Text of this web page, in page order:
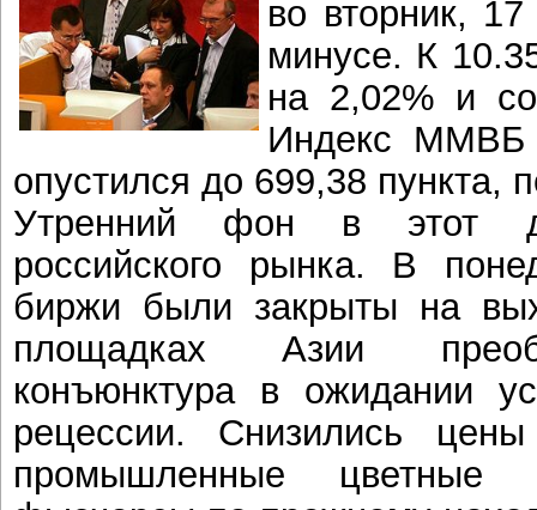
во вторник,
минусе. К
на 2,02% и
Индекс ММВБ
опустился до 699,38 пункта,
Утренний фон в этот
российского рынка. В
биржи были закрыты на
площадках Азии
конъюнктура в ожидании
рецессии. Снизились
промышленные цветные